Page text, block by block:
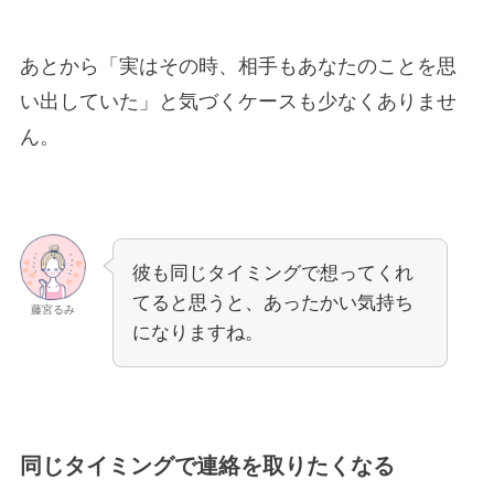
あとから「実はその時、相手もあなたのことを思
い出していた」と気づくケースも少なくありませ
ん。
藤宮るみ
彼も同じタイミングで想ってくれ
てると思うと、あったかい気持ち
になりますね。
同じタイミングで連絡を取りたくなる